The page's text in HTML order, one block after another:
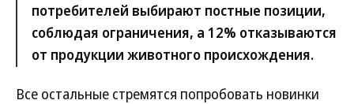
потребителей выбирают постные позиции,
соблюдая ограничения, а 12% отказываются
от продукции животного происхождения.
Все остальные стремятся попробовать новинки